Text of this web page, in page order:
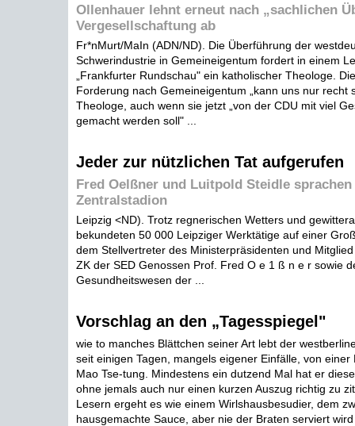
Ollenhauer lehnt erneut nach „sachlichen
Vergesellschaftung ab
Fr*nMurt/MaIn (ADN/ND). Die Überführung der
Schwerindustrie in Gemeineigentum fordert in einem
„Frankfurter Rundschau" ein katholischer Theologe.
Forderung nach Gemeineigentum „kann uns nur recht
Theologe, auch wenn sie jetzt „von der CDU mit viel
gemacht werden soll" ...
Jeder zur nützlichen Tat aufgerufen
Fred Oelßner und Luitpold Steidle
Zentralstadion
Leipzig <ND). Trotz regnerischen Wetters und
bekundeten 50 000 Leipziger Werktätige auf einer
dem Stellvertreter des Ministerpräsidenten und
ZK der SED Genossen Prof. Fred O e 1 ß n e r sowie
Gesundheitswesen der ...
Vorschlag an den „Tagesspiegel"
wie to manches Blättchen seiner Art lebt der
seit einigen Tagen, mangels eigener Einfälle, von einer
Mao Tse-tung. Mindestens ein dutzend Mal hat er
ohne jemals auch nur einen kurzen Auszug richtig zu
Lesern ergeht es wie einem Wirlshausbesudier, dem
hausgemachte Sauce, aber nie der Braten serviert